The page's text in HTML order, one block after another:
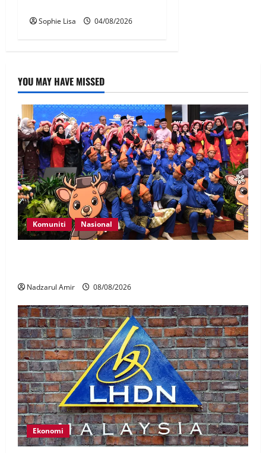
Sophie Lisa 04/08/2026
YOU MAY HAVE MISSED
Komuniti Nasional
Nadzarul Amir 08/08/2026
Ekonomi